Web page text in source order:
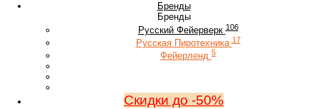
Бренды
Бренды
Русский Фейерверк 106
Русская Пиротехника 17
Фейерленд 5
Скидки до -50%